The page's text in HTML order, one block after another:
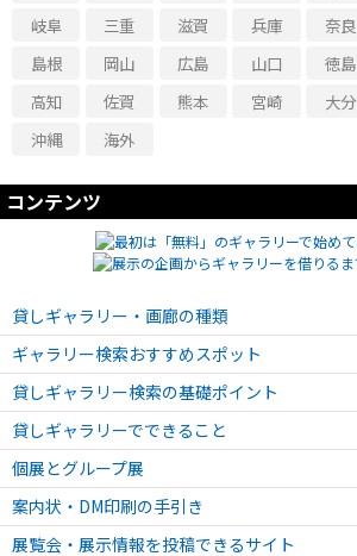
岐阜
三重 滋賀 兵庫 奈良
島根
岡山 広島 山口 徳島
高知
佐賀 熊本 宮崎 大分
沖縄
海外
コンテンツ
貸しギャラリー・画廊の種類
ギャラリー検索おすすめスポット
貸しギャラリー検索の基礎ポイント
貸しギャラリーでできること
個展とグループ展
案内状・DM印刷の手引き
展覧会・展示情報を投稿できるサイト